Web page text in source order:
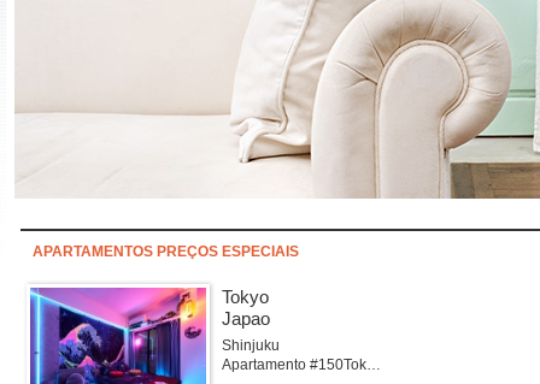
APARTAMENTOS PREÇOS ESPECIAIS
Tokyo
Japao
Shinjuku
Apartamento #150Tokyo